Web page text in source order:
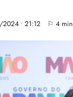
• 21:12 ⚐ 4 min